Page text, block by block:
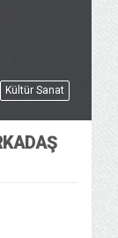
Kültür Sanat